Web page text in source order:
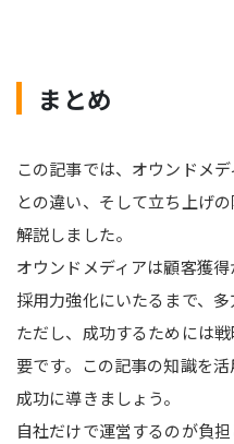
まとめ
この記事では、オウンドメ
との違い、そして立ち上げ
解説しました。
オウンドメディアは顧客獲
採用力強化にいたるまで、
ただし、成功するためには
要です。この記事の知識を
成功に導きましょう。
自社だけで運営するのが負